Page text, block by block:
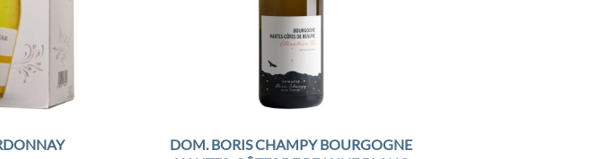
DOM. BORIS CHAMPY BOURGOGNE